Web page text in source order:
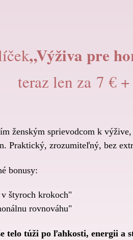
„Výživa pre
teraz len za 7 €
ženským sprievodcom k
Praktický, zrozumiteľný, bez
bonusy:
štyroch krokoch"
rovnováhu"
telo túži po ľahkosti, energii a